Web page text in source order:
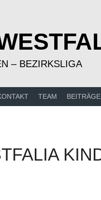
– BEZIRKSLIGA
TEAM BEITRÄGE